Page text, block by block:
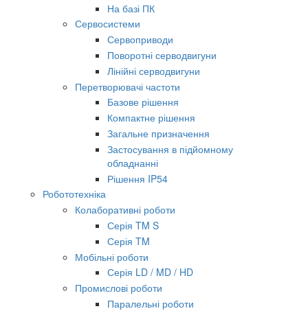
На базі ПК
Сервосистеми
Сервоприводи
Поворотні серводвигуни
Лінійні серводвигуни
Перетворювачі частоти
Базове рішення
Компактне рішення
Загальне призначення
Застосування в підйомному
обладнанні
Рішення IP54
Робототехніка
Колаборативні роботи
Серія TM S
Серія TM
Мобільні роботи
Серія LD / MD / HD
Промислові роботи
Паралельні роботи